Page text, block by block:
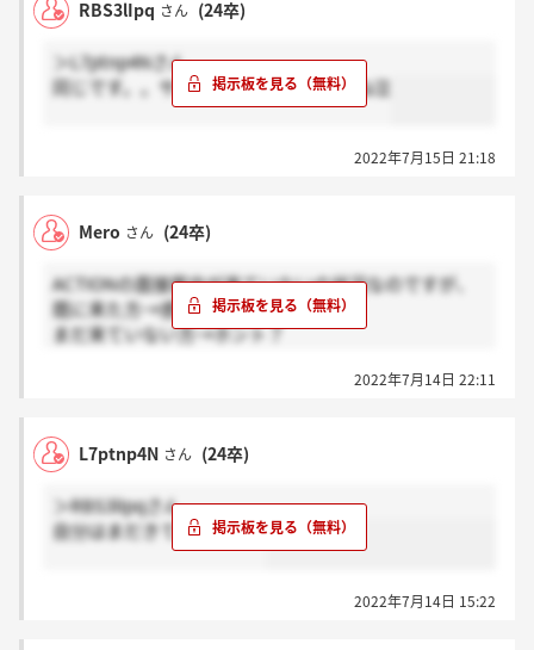
RBS3lIpq さん (24卒)
＞L7ptnp4Nさん
同じです。。サイレントもあり得ますね泣
2022年7月15日 21:18
Mero さん (24卒)
ACTIONの面接案内が来ていないの状況なのですが、
既に来た方→感謝
まだ来ていない方→ホント？
2022年7月14日 22:11
L7ptnp4N さん (24卒)
＞RBS3lIpqさん
自分はまだきてないです。
2022年7月14日 15:22